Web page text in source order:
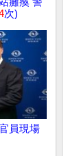
次)
員現場